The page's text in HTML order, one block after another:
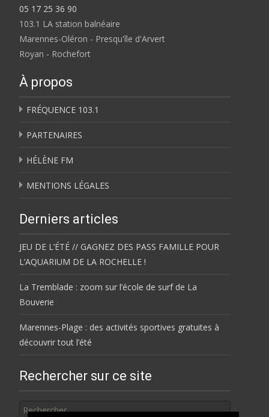
05 17 25 36 90
103.1 LA station balnéaire
Marennes-Oléron - Presqu'île d'Arvert
Royan - Rochefort
À propos
FRÉQUENCE 103.1
PARTENAIRES
HÉLÈNE FM
MENTIONS LÉGALES
Derniers articles
JEU DE L’ÉTÉ // GAGNEZ DES PASS FAMILLE POUR
L’AQUARIUM DE LA ROCHELLE !
La Tremblade : zoom sur l’école de surf de La
Bouverie
Marennes-Plage : des activités sportives gratuites à
découvrir tout l’été
Rechercher sur ce site